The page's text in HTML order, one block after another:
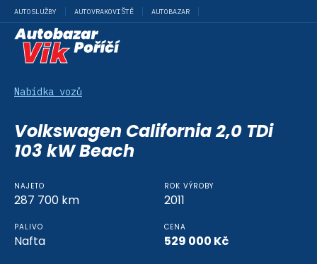
AUTOSLUŽBY AUTOVRAKOVIŠTĚ AUTOBAZAR
Nabídka vozů
Volkswagen California 2,0 TDi
103 kW Beach
NAJETO
287 700 km
ROK VÝROBY
2011
PALIVO
Nafta
CENA
529 000 Kč